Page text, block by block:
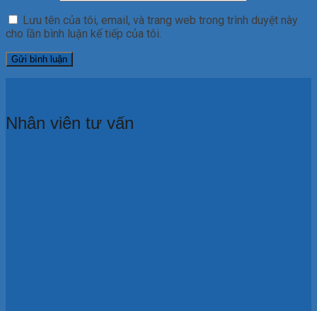
Lưu tên của tôi, email, và trang web trong trình duyệt này
cho lần bình luận kế tiếp của tôi.
Nhân viên tư vấn